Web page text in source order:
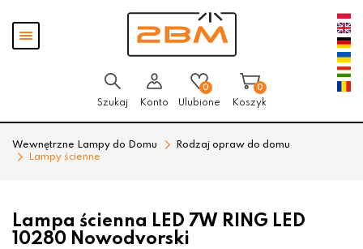
Pokaż
menu
Szukaj Konto
0
Ulubione
0
Koszyk
Wewnętrzne Lampy do Domu
Rodzaj opraw do domu
Lampy ścienne
Lampa ścienna LED 7W RING LED
10280 Nowodvorski